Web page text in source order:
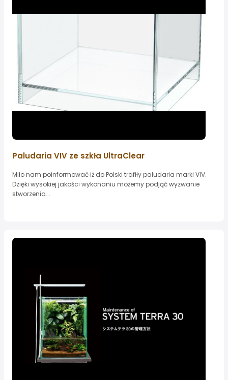
Paludaria VIV ze szkła UltraClear
Miło nam poinformować iż do Polski trafiły paludaria marki VIV.
Dzięki wysokiej jakości wykonaniu możemy podjąć wyzwanie
stworzenia...